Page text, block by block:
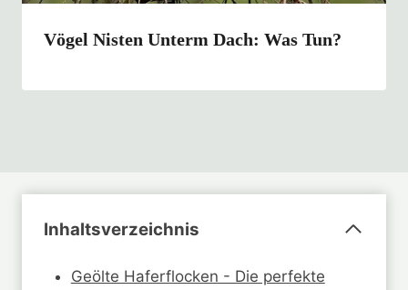
Vögel Nisten Unterm Dach: Was Tun?
Inhaltsverzeichnis
Geölte Haferflocken - Die perfekte